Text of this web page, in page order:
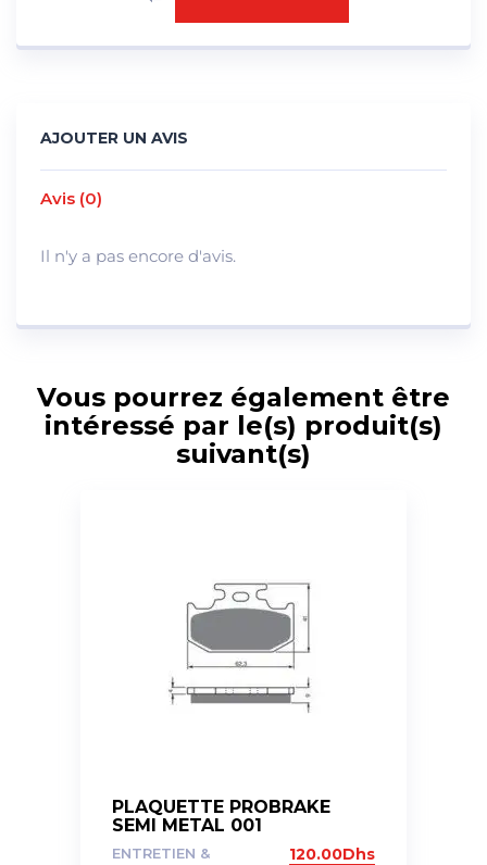
AJOUTER UN AVIS
Avis (0)
Il n'y a pas encore d'avis.
Vous pourrez également être
intéressé par le(s) produit(s)
suivant(s)
PLAQUETTE PROBRAKE
SEMI METAL 001
ENTRETIEN &
120.00Dhs